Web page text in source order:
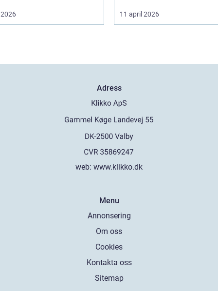
11 april 2026
Adress
web: www.klikko.dk
Menu
Annonsering
Om oss
Cookies
Kontakta oss
Sitemap